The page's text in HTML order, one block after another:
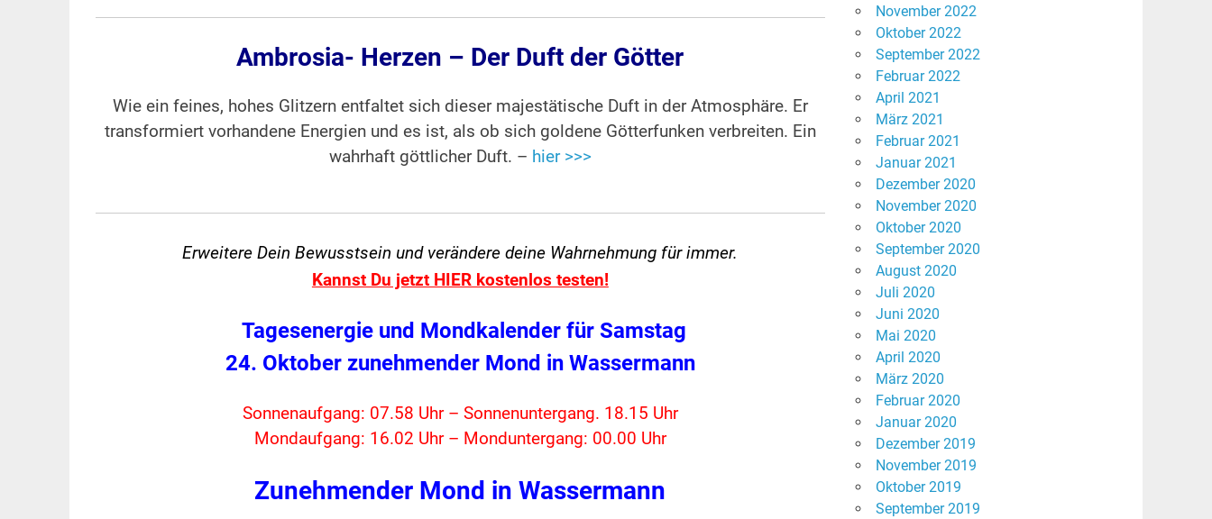
Ambrosia- Herzen – Der Duft der Götter
Wie ein feines, hohes Glitzern entfaltet sich dieser majestätische Duft in der Atmosphäre. Er
transformiert vorhandene Energien und es ist, als ob sich goldene Götterfunken verbreiten. Ein
wahrhaft göttlicher Duft. – hier >>>
Erweitere Dein Bewusstsein und veränderedeine Wahrnehmung für immer.
Kannst Du jetzt HIER kostenlos testen!
Tagesenergie und Mondkalender für Samstag
24. Oktober zunehmender Mond in Wassermann
Sonnenaufgang: 07.58 Uhr – Sonnenuntergang. 18.15 Uhr
Mondaufgang: 16.02 Uhr – Monduntergang: 00.00 Uhr
Zunehmender Mond in Wassermann
November 2022
Oktober 2022
September 2022
Februar 2022
April 2021
März 2021
Februar 2021
Januar 2021
Dezember 2020
November 2020
Oktober 2020
September 2020
August 2020
Juli 2020
Juni 2020
Mai 2020
April 2020
März 2020
Februar 2020
Januar 2020
Dezember 2019
November 2019
Oktober 2019
September 2019